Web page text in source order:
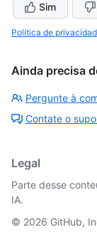
Sim
Política de
Ainda precisa
Pergunte à
Contate o
Legal
Parte desse
IA.
© 2026 GitHub,